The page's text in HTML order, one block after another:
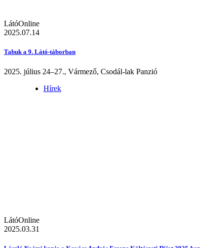
LátóOnline
2025.07.14
Tabuk a 9. Látó-táborban
2025. július 24–27., Vármező, Csodál-lak Panzió
Hírek
LátóOnline
2025.03.31